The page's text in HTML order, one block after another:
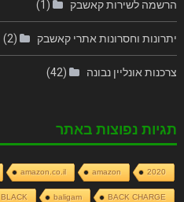
הרשמה לשירות קאשבק (1)
יתרונות וחסרונות אתרי קאשבק (2)
צרכנות אונליין נבונה (42)
תגיות נפוצות באתר
2020
amazon
amazon.co.il
BACK CHARGE
baligam
BLACK